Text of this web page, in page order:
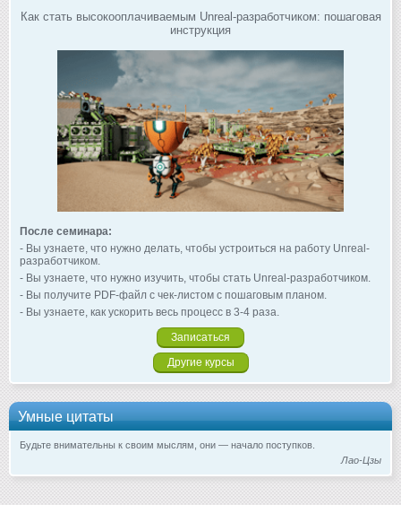
Как стать высокооплачиваемым Unreal-разработчиком: пошаговая
инструкция
После семинара:
- Вы узнаете, что нужно делать, чтобы устроиться на работу Unreal-
разработчиком.
- Вы узнаете, что нужно изучить, чтобы стать Unreal-разработчиком.
- Вы получите PDF-файл с чек-листом с пошаговым планом.
- Вы узнаете, как ускорить весь процесс в 3-4 раза.
Записаться
Другие курсы
Умные цитаты
Будьте внимательны к своим мыслям, они — начало поступков.
Лао-Цзы